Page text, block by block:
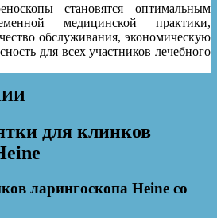
становятся оптимальным
медицинской практики,
обслуживания, экономическую
для всех участников лечебного
для клинков
ларингоскопа Heine со